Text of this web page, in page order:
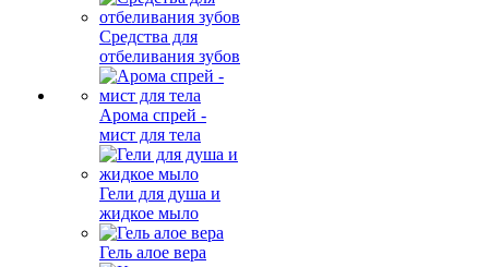
Средства для
отбеливания зубов
Арома спрей -
мист для тела
Гели для душа и
жидкое мыло
Гель алое вера